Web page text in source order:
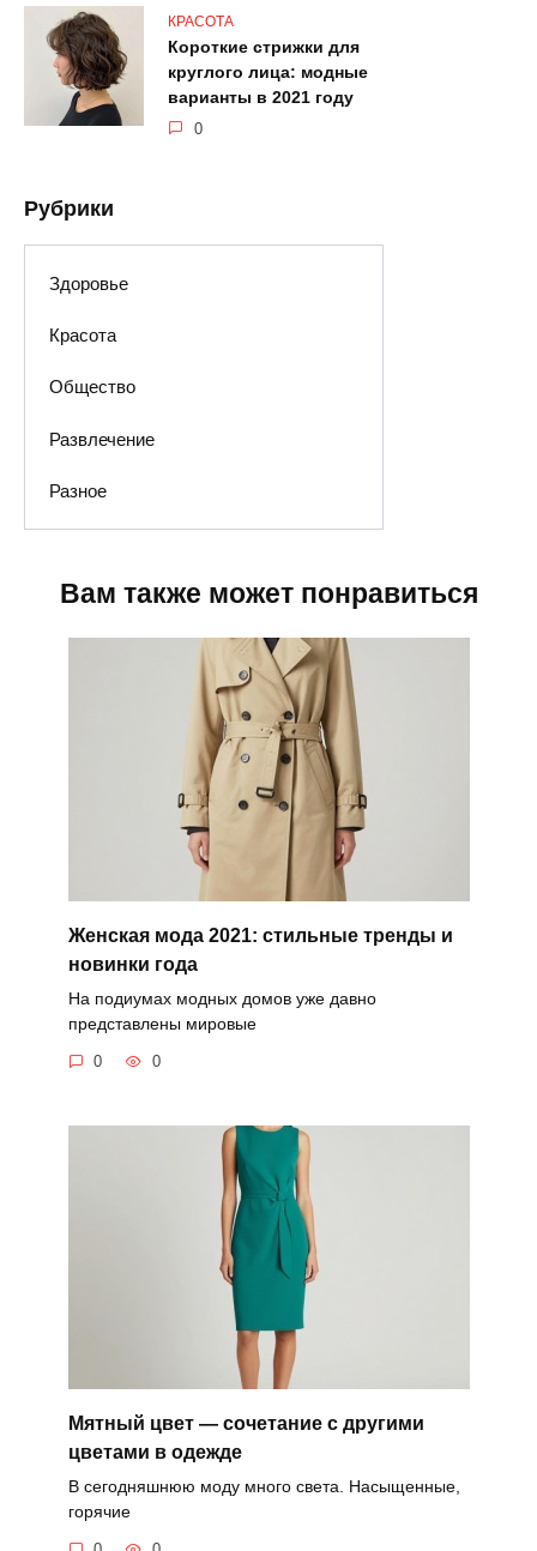
КРАСОТА
Короткие стрижки для
круглого лица: модные
варианты в 2021 году
0
Рубрики
Здоровье
Красота
Общество
Развлечение
Разное
Вам также может понравиться
Женская мода 2021: стильные тренды и
новинки года
На подиумах модных домов уже давно
представлены мировые
0 0
Мятный цвет — сочетание с другими
цветами в одежде
В сегодняшнюю моду много света. Насыщенные,
горячие